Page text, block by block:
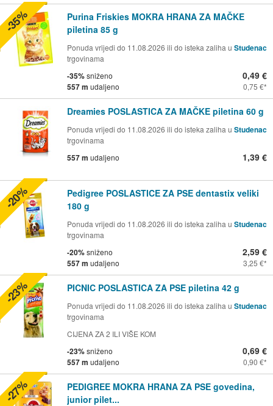
Purina Friskies MOKRA HRANA ZA MAČKE
piletina 85 g
Ponuda vrijedi do 11.08.2026 ili do isteka zaliha u Studenac
trgovinama
-35%sniženo
557 m udaljeno
0,49 €
0,75 €
-35%
Dreamies POSLASTICA ZA MAČKE piletina 60 g
Ponuda vrijedi do 11.08.2026 ili do isteka zaliha u Studenac
trgovinama
557 m udaljeno 1,39 €
Pedigree POSLASTICE ZA PSE dentastix veliki
180 g
Ponuda vrijedi do 11.08.2026 ili do isteka zaliha u Studenac
trgovinama
-20%sniženo
557 m udaljeno
2,59 €
3,25 €
-20%
PICNIC POSLASTICA ZA PSE piletina 42 g
Ponuda vrijedi do 11.08.2026 ili do isteka zaliha u Studenac
trgovinama
CIJENA ZA 2 ILI VIŠE KOM
-23%sniženo
557 m udaljeno
0,69 €
0,90 €
-23%
PEDIGREE MOKRA HRANA ZA PSE govedina,
junior pilet...
-27%